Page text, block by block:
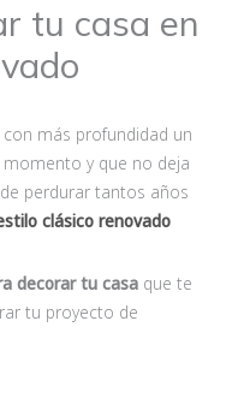
tu casa en
más profundidad un
y que no deja
perdurar tantos años
clásico renovado
decorar tu casa que te
tu proyecto de